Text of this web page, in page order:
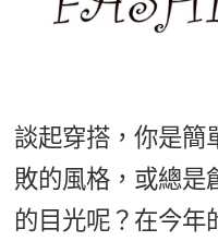
TOEFL 托福課
開口溜英文
情境閱讀
英文文法技巧
英語俱樂部
Let's Talk
西班牙語
外語即時通
兒童美語
企業訓練
點讀筆教材
數位學習教材
活動花絮
談起穿搭，你是簡
敗的風格，或總是
的目光呢？在今年